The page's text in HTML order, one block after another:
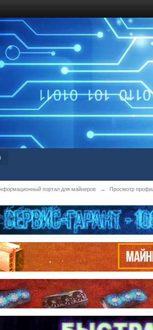
портал для майнеров → Просмотр